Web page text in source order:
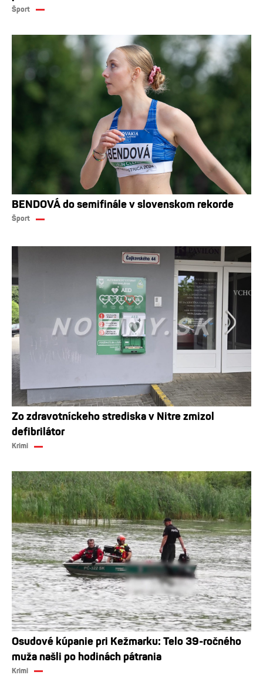
Šport
BENDOVÁ do semifinále v slovenskom rekorde
Šport
Zo zdravotníckeho strediska v Nitre zmizol
defibrilátor
Krimi
Osudové kúpanie pri Kežmarku: Telo 39-ročného
muža našli po hodinách pátrania
Krimi